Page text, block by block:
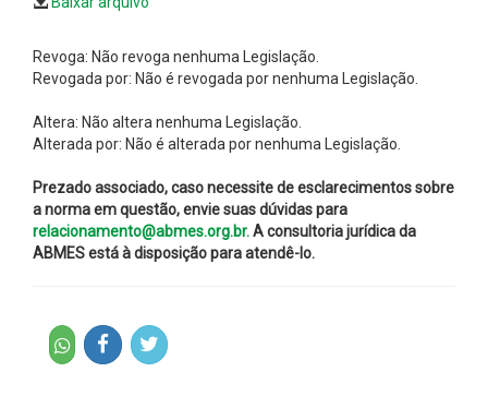
Revoga: Não revoga nenhuma Legislação.
Revogada por: Não é revogada por nenhuma Legislação.
Altera: Não altera nenhuma Legislação.
Alterada por: Não é alterada por nenhuma Legislação.
Prezado associado, caso necessite de esclarecimentos sobre
a norma em questão, envie suas dúvidas para
relacionamento@abmes.org.br.A consultoria jurídica da
ABMES está à disposição para atendê-lo.